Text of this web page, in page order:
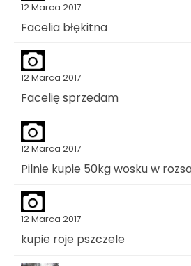
12 Marca 2017
Facelia błękitna
12 Marca 2017
Facelię sprzedam
12 Marca 2017
Pilnie kupie 50kg wosku w
12 Marca 2017
kupie roje pszczele